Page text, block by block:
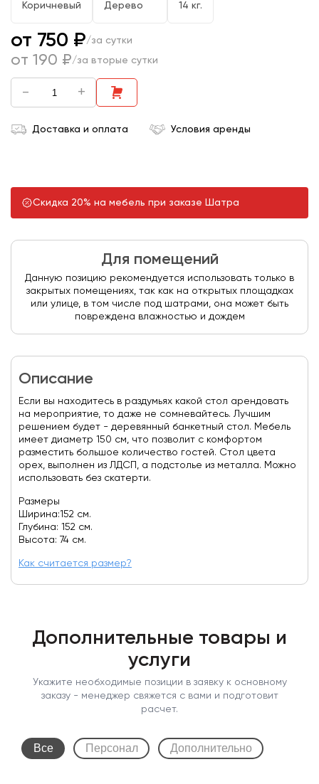
Коричневый
Дерево
14 кг.
от 750 ₽/за сутки
от 190 ₽/за вторые сутки
- +
Доставка и оплата Условия аренды
Скидка 20% на мебель при заказе Шатра
Для помещений
Данную позицию рекомендуется использовать только в
закрытых помещениях, так как на открытых площадках
или улице, в том числе под шатрами, она может быть
повреждена влажностью и дождем
Описание
Если вы находитесь в раздумьях какой стол арендовать
на мероприятие, то даже не сомневайтесь. Лучшим
решением будет - деревянный банкетный стол. Мебель
имеет диаметр 150 см, что позволит с комфортом
разместить большое количество гостей. Стол цвета
орех, выполнен из ЛДСП, а подстолье из металла. Можно
использовать без скатерти.
Размеры
Ширина:152 см.
Глубина: 152 см.
Высота: 74 см.
Как считается размер?
Дополнительные товары и
услуги
Укажите необходимые позиции в заявку к основному
заказу - менеджер свяжется с вами и подготовит
расчет.
Все Персонал Дополнительно